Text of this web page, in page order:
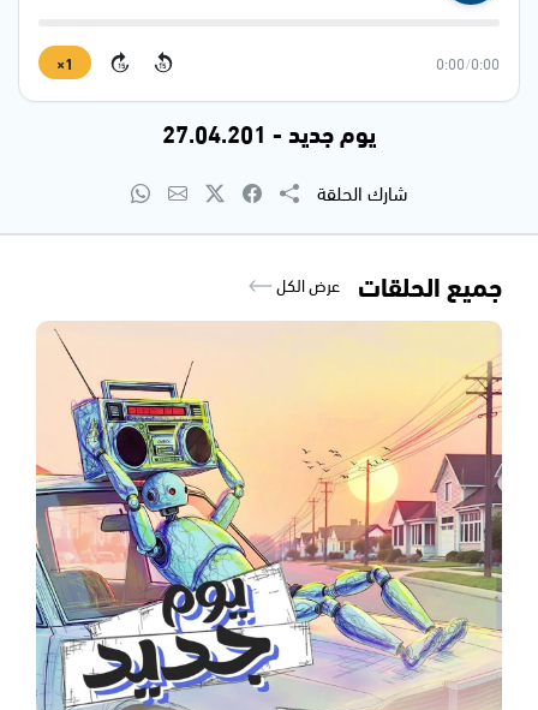
0:00
/
0:00
15
15
1×
يوم جديد - 27.04.201
شارك الحلقة
جميع الحلقات عرض الكل